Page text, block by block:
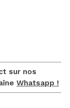
sur nos
Whatsapp !